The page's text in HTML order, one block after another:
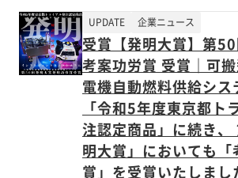
性】 を兼ね備えた可搬型長時
●[JPGシリーズ]なのでIGSの
す。 ●長時間の稼働が可能な可搬型長時間三
相発電機で、三相200Vの出力
で、 大容量の電力を必要とす
大規模な電力需要にも対応が可
時間発電機です。 ●さらに、単相200V、
115V、100Vにも対応しており
途に応じた電力供給が可能です
出力設定により、小型機器から
受賞【発明大賞】第
考案功労賞 受賞｜可
電機自動燃料供給シス
「令和5年度東京都ト
注認定商品」に続き
明大賞」においても「
賞」を受賞いたしまし
UPDATE 企業ニュース